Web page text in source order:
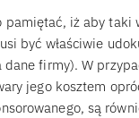
pamiętać, iż aby taki
być właściwie
dane firmy). W
jego kosztem
są